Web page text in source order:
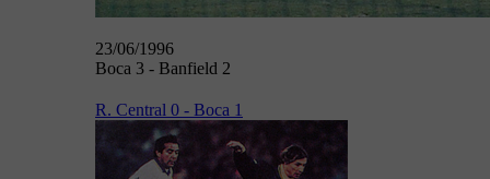
23/06/1996
Boca 3 - Banfield 2
R. Central 0 - Boca 1